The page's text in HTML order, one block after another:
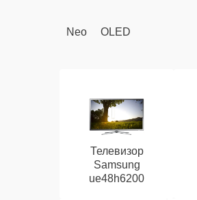
Neo
OLED
Телевизор
Samsung
ue48h6200